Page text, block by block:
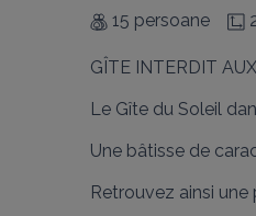
15 persoane
GÎTE INTERDIT
Le Gîte du Soleil
Une bâtisse de
Retrouvez ainsi